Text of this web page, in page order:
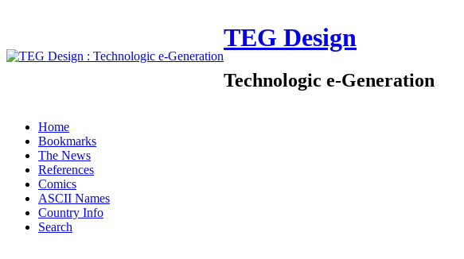
TEG Design
Technologic e-Generation
Home
Bookmarks
The News
References
Comics
ASCII Names
Country Info
Search